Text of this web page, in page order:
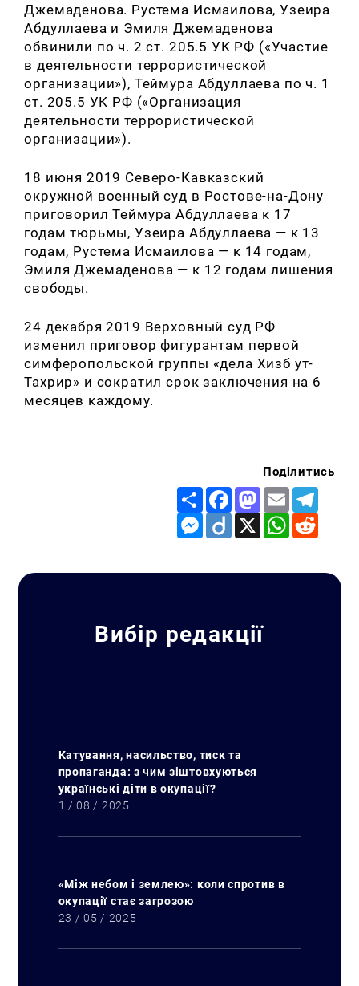
Джемаденова. Рустема Исмаилова, Узеира
Абдуллаева и Эмиля Джемаденова
обвинили по ч. 2 ст. 205.5 УК РФ («Участие
в деятельности террористической
организации»), Теймура Абдуллаева по ч. 1
ст. 205.5 УК РФ («Организация
деятельности террористической
организации»).
18 июня 2019 Северо-Кавказский
окружной военный суд в Ростове-на-Дону
приговорил Теймура Абдуллаева к 17
годам тюрьмы, Узеира Абдуллаева — к 13
годам, Рустема Исмаилова — к 14 годам,
Эмиля Джемаденова — к 12 годам лишения
свободы.
24 декабря 2019 Верховный суд РФ
изменил приговор фигурантам первой
симферопольской группы «дела Хизб ут-
Тахрир» и сократил срок заключения на 6
месяцев каждому.
Поділитись
Share FacebookMastodon
Email
Messenger
Diigo X WhatsApp
Вибір редакції
Катування, насильство, тиск та
пропаганда: з чим зіштовхуються
українські діти в окупації?
1 / 08 / 2025
«Між небом і землею»: коли спротив в
окупації стає загрозою
23 / 05 / 2025